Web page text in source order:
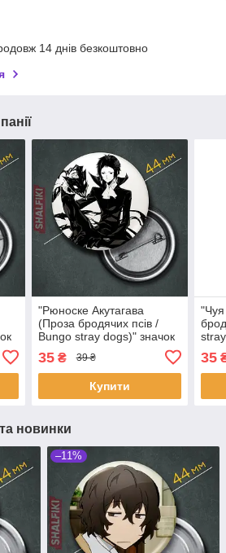
14 днів безкоштовно
"Рюноске Акутагава
(Проза бродячих псів /
Bungo stray dogs)" значок
мм
35₴ 39 ₴
Купити
мм
35
новинки
–11%